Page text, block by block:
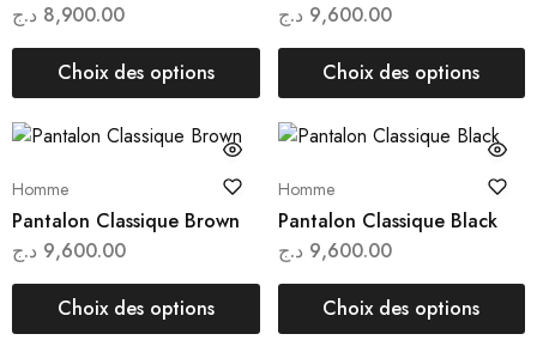
8,900.00 د.ج
Choix des options
9,600.00 د.ج
Choix des options
Homme
Pantalon Classique Brown
9,600.00 د.ج
Choix des options
Homme
Pantalon Classique Black
9,600.00 د.ج
Choix des options